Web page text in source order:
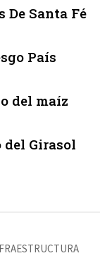
De Santa Fé
País
del maíz
del Girasol